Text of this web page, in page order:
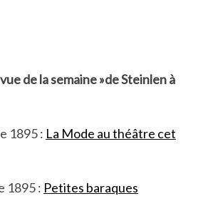
de la semaine »de Steinlen à
1895 : La Mode au théâtre cet
1895 : Petites baraques